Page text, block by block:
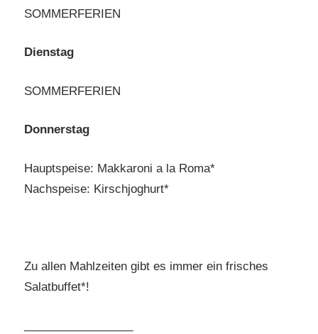
SOMMERFERIEN
Dienstag
SOMMERFERIEN
Donnerstag
Hauptspeise: Makkaroni a la Roma*
Nachspeise: Kirschjoghurt*
Zu allen Mahlzeiten gibt es immer ein frisches
Salatbuffet*!